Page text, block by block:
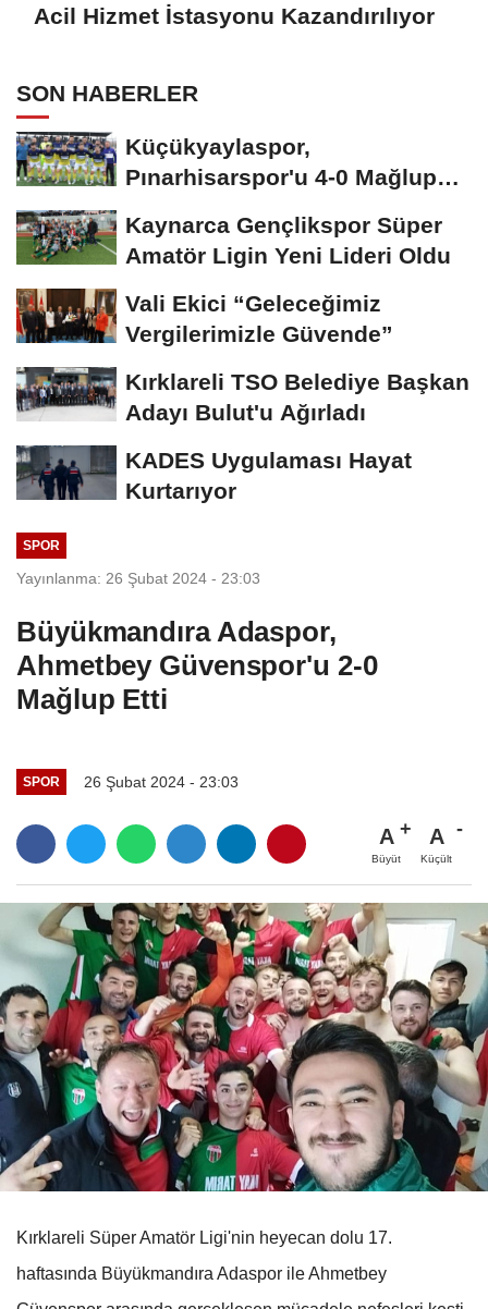
Acil Hizmet İstasyonu Kazandırılıyor
SON HABERLER
Küçükyaylaspor,
Pınarhisarspor'u 4-0 Mağlup
Kaynarca Gençlikspor Süper
Amatör Ligin Yeni Lideri Oldu
Vali Ekici “Geleceğimiz
Vergilerimizle Güvende”
Kırklareli TSO Belediye Başkan
Adayı Bulut'u Ağırladı
KADES Uygulaması Hayat
Kurtarıyor
SPOR
Yayınlanma: 26 Şubat 2024 - 23:03
Büyükmandıra Adaspor,
Ahmetbey Güvenspor'u 2-0
Mağlup Etti
SPOR 26 Şubat 2024 - 23:03
A
Büyüt
A
Küçült
Kırklareli Süper Amatör Ligi'nin heyecan dolu 17.
haftasında Büyükmandıra Adaspor ile Ahmetbey